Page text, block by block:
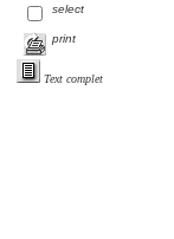
select
print
Text complet